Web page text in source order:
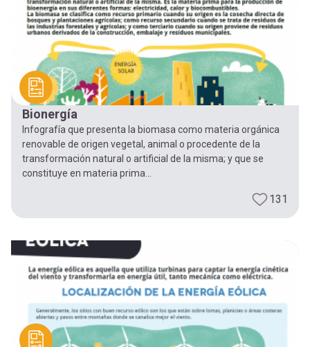
Bionergía
Infografía que presenta la biomasa como materia orgánica
renovable de origen vegetal, animal o procedente de la
transformación natural o artificial de la misma; y que se
constituye en materia prima...
131